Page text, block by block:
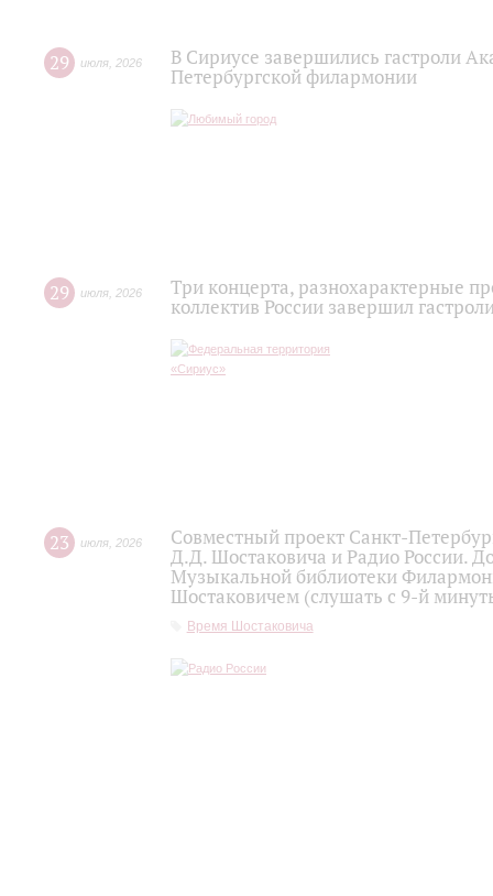
29 июля 2026
В Сириусе завершились гастроли
Петербургской филармонии
29 июля 2026
Три концерта, разнохарактерные
коллектив России завершил
23 июля 2026
Совместный проект Санкт-
Д.Д. Шостаковича и Радио России.
Музыкальной библиотеки
Шостаковичем (слушать с 9-й
Время Шостаковича